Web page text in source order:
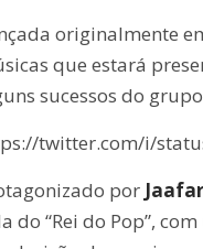
originalmente
que estará
sucessos do grupo
twitter.com/i/
por
do “Rei do Pop”,